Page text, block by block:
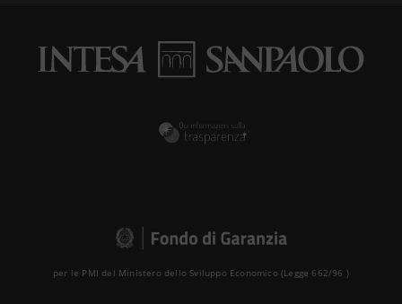
per le PMI del Ministero dello Sviluppo Economico (Legge 662/96 )